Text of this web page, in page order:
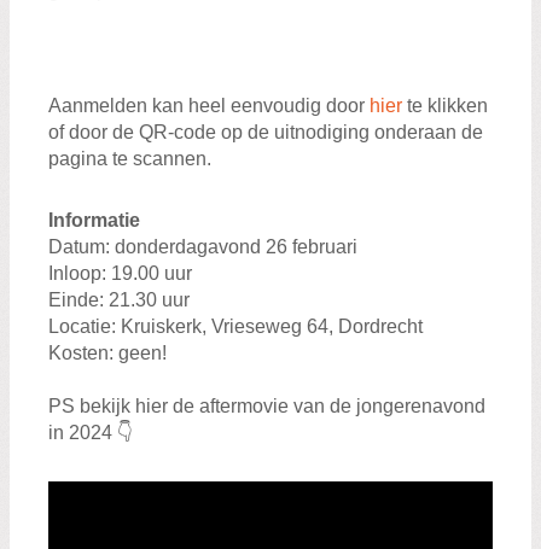
Aanmelden kan heel eenvoudig door hier te klikken
of door de QR-code op de uitnodiging onderaan de
pagina te scannen.
Informatie
Datum: donderdagavond 26 februari
Inloop: 19.00 uur
Einde: 21.30 uur
Locatie: Kruiskerk, Vrieseweg 64, Dordrecht
Kosten: geen!
PS bekijk hier de aftermovie van de jongerenavond
in 2024 👇